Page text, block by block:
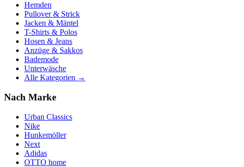
Hemden
Pullover & Strick
Jacken & Mäntel
T-Shirts & Polos
Hosen & Jeans
Anzüge & Sakkos
Bademode
Unterwäsche
Alle Kategorien →
Nach Marke
Urban Classics
Nike
Hunkemöller
Next
Adidas
OTTO home